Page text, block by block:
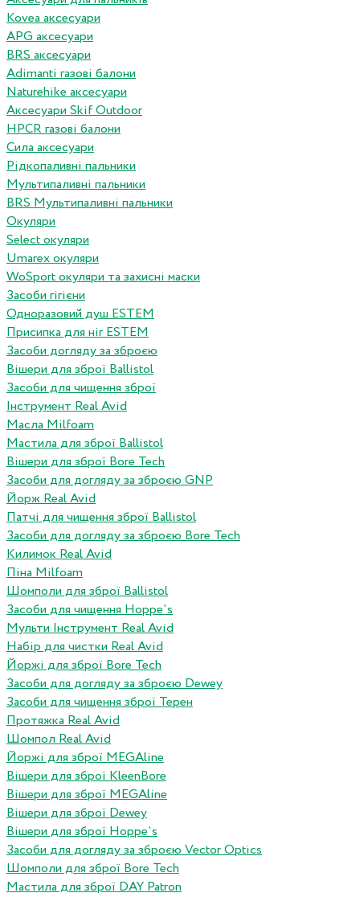
Kovea аксесуари
APG аксесуари
BRS аксесуари
Adimanti газові балони
Naturehike аксесуари
Аксесуари Skif Outdoor
HPCR газові балони
Сила аксесуари
Рідкопаливні пальники
Мультипаливні пальники
BRS Мультипаливні пальники
Окуляри
Select окуляри
Umarex окуляри
WoSport окуляри та захисні маски
Засоби гігієни
Одноразовий душ ESTEM
Присипка для ніг ESTEM
Засоби догляду за зброєю
Вішери для зброї Ballistol
Засоби для чищення зброї
Інструмент Real Avid
Масла Milfoam
Мастила для зброї Ballistol
Вішери для зброї Bore Tech
Засоби для догляду за зброєю GNP
Йорж Real Avid
Патчі для чищення зброї Ballistol
Засоби для догляду за зброєю Bore Tech
Килимок Real Avid
Піна Milfoam
Шомполи для зброї Ballistol
Засоби для чищення Hoppe`s
Мульти Інструмент Real Avid
Набір для чистки Real Avid
Йоржі для зброї Bore Tech
Засоби для догляду за зброєю Dewey
Засоби для чищення зброї Терен
Протяжка Real Avid
Шомпол Real Avid
Йоржі для зброї MEGAline
Вішери для зброї KleenBore
Вішери для зброї MEGAline
Вішери для зброї Dewey
Вішери для зброї Hoppe`s
Засоби для догляду за зброєю Vector Optics
Шомполи для зброї Bore Tech
Мастила для зброї DAY Patron